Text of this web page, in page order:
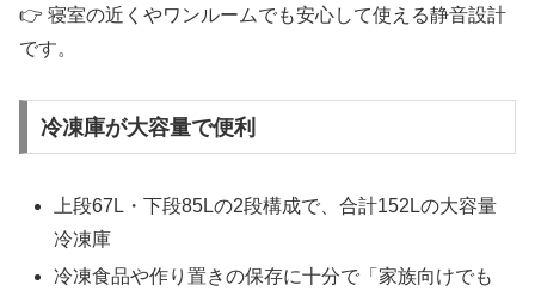
👉 寝室の近くやワンルームでも安心して使える静音設計
です。
冷凍庫が大容量で便利
上段67L・下段85Lの2段構成で、合計152Lの大容量
冷凍庫
冷凍食品や作り置きの保存に十分で「家族向けでも